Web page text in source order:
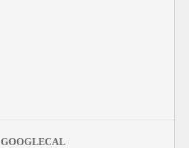
GOOGLECAL